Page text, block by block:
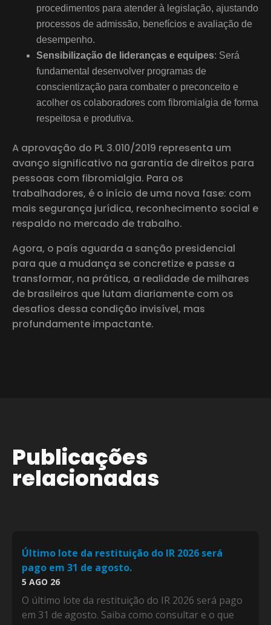
procedimentos para atender à legislação, ajustando
processos de admissão, benefícios e avaliação de
desempenho.
Sensibilização de lideranças e equipes: Será
fundamental desenvolver programas de
conscientização para combater o preconceito e
acolher os colaboradores com fibromialgia de forma
respeitosa e produtiva.
A aprovação do PL 3.010/2019 representa um
avanço significativo na garantia de direitos para
pessoas com fibromialgia. Para os
trabalhadores, é o início de uma nova fase: com
mais segurança jurídica, reconhecimento social e
respaldo no mercado de trabalho.
Agora, o país aguarda a sanção presidencial
para que a mudança se concretize e passe a
transformar, na prática, a realidade de milhares
de brasileiros que lutam diariamente com os
desafios dessa condição invisível, mas
profundamente impactante.
Publicações
relacionadas
Último lote da restituição do IR 2026 será
pago em 31 de agosto.
5 AGO 26
O último lote da restituição do IR 2026 será pago
em 31 de agosto. Saiba como consultar e o que